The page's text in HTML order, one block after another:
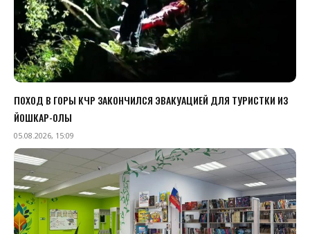
ПОХОД В ГОРЫ КЧР ЗАКОНЧИЛСЯ ЭВАКУАЦИЕЙ ДЛЯ ТУРИСТКИ ИЗ
ЙОШКАР-ОЛЫ
05.08.2026, 15:09